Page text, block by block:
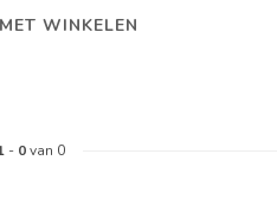
WINKELEN
- 0van 0